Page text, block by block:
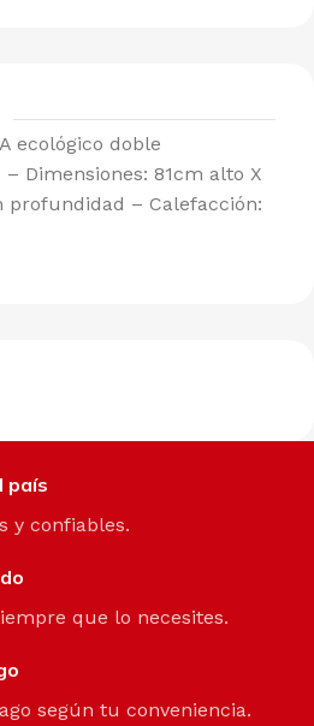
ecológico doble
Dimensiones: 81cm alto X
profundidad – Calefacción:
país
y confiables.
que lo necesites.
según tu conveniencia.